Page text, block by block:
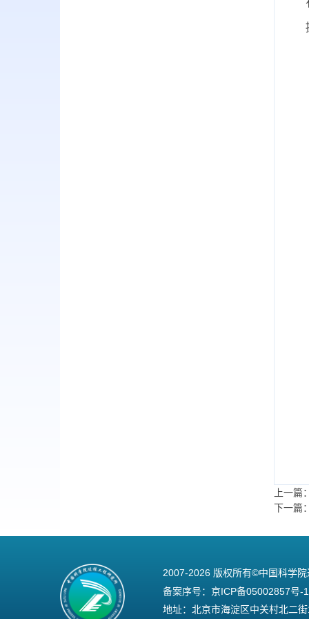
上一
下一篇
2007-2026 版权所有©中国科学
备案序号： 京ICP备05002857号-1
地址：北京市海淀区中关村北二